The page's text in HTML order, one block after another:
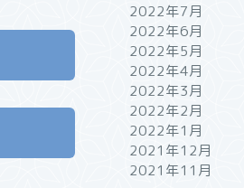
2022年7月
2022年6月
2022年5月
2022年4月
2022年3月
2022年2月
2022年1月
2021年12月
2021年11月